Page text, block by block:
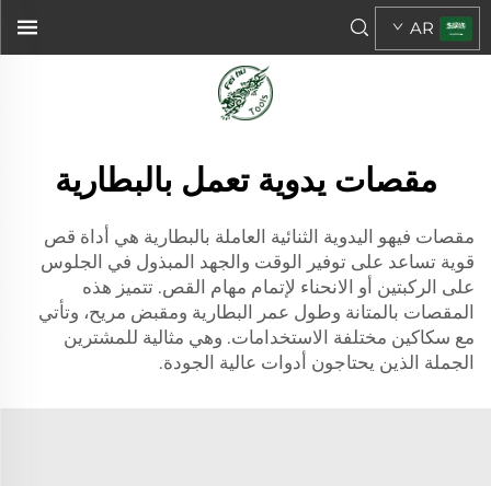
AR
مقصات يدوية تعمل بالبطارية
مقصات فيهو اليدوية الثنائية العاملة بالبطارية هي أداة قص
قوية تساعد على توفير الوقت والجهد المبذول في الجلوس
على الركبتين أو الانحناء لإتمام مهام القص. تتميز هذه
المقصات بالمتانة وطول عمر البطارية ومقبض مريح، وتأتي
مع سكاكين مختلفة الاستخدامات. وهي مثالية للمشترين
الجملة الذين يحتاجون أدوات عالية الجودة.